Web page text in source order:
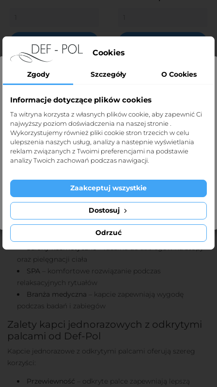
Kapcie jednorazowe z odkrytymi
palcami – komfort i przewiewność
Jednorazowe kapcie z odkrytymi palcami oferowane przez
Def-Polto doskonałe rozwiązanie dla gabinetów
kosmetycznych, medycznych oraz SPA. Zapewniają wygodę
i przewiewność, a także pełną higienę podczas
Zastosowanie kapci jednorazowych z
odkrytymi palcami
Kapcie z odkrytymi palcami są idealnym wyborem w
sytuacjach, gdzie liczy się komfort stóp:
Salony kosmetyczne– idealne do zabiegów na stopy
oraz pielęgnacji ciała
SPA – komfortowe rozwiązanie podczas
relaksacyjnych rytuałów
Branża medyczna – kapcie zapewniają wygodę
podczas badań i zabiegów
Zalety kapci jednorazowych z odkrytymi
palcami od Def-Pol
Kapcie jednorazowe z odkrytymi palcami oferują szereg
korzyści:
Przewiewność – odkryte palce zapewniają lepszą
Strona dla profesjonalistów
Strona def-pol.pl przeznaczona jest dla
profesjonalistów medycznych.
Klikając „Tak, potwierdzam” oświadczasz, że jesteś taką
Wyjdź
Cookies
Zgody Szczegóły O Cookies
Informacje dotyczące plików cookies
Ta witryna korzysta z własnych plików cookie, aby zapewnić Ci
najwyższy poziom doświadczenia na naszej stronie .
Wykorzystujemy również pliki cookie stron trzecich w celu
ulepszenia naszych usług, analizy a nastepnie wyświetlania
reklam związanych z Twoimi preferencjami na podstawie
analizy Twoich zachowań podczas nawigacji.
Odrzuć
Dostosuj
Zaakceptuj wszystkie